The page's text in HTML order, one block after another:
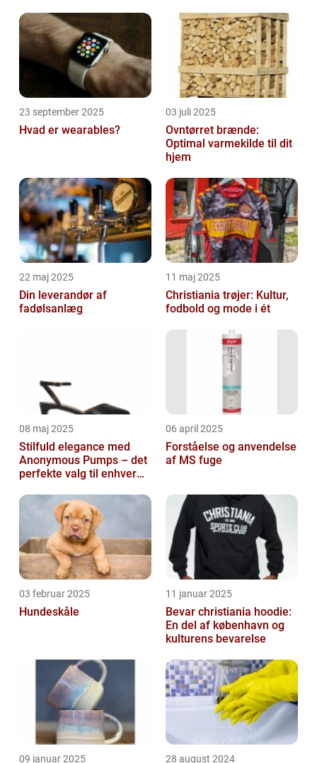
23 september 2025
Hvad er wearables?
03 juli 2025
Ovntørret brænde:
Optimal varmekilde til dit
hjem
22 maj 2025
Din leverandør af
fadølsanlæg
11 maj 2025
Christiania trøjer: Kultur,
fodbold og mode i ét
08 maj 2025
Stilfuld elegance med
Anonymous Pumps – det
perfekte valg til enhver
06 april 2025
Forståelse og anvendelse
af MS fuge
03 februar 2025
Hundeskåle
11 januar 2025
Bevar christiania hoodie:
En del af københavn og
kulturens bevarelse
09 januar 2025 28 august 2024